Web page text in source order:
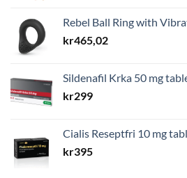
Rebel Ball Ring with
kr465,02
Sildenafil Krka 50 mg
kr299
Cialis Reseptfri 10 mg
kr395